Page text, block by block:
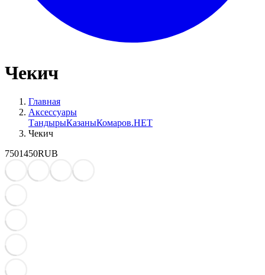
Чекич
Главная
Аксессуары
ТандырыКазаныКомаров.НЕТ
Чекич
7501450RUB